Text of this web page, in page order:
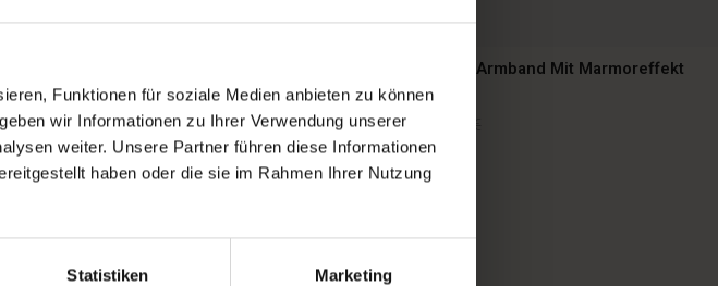
Funktionen für soziale Medien anbieten zu können
wir Informationen zu Ihrer Verwendung unserer
weiter. Unsere Partner führen diese Informationen
haben oder die sie im Rahmen Ihrer Nutzung
Statistiken Marketing
12,50 €25,00 €
Skulpturales Armband Mit Marmoreffekt
12,50 €